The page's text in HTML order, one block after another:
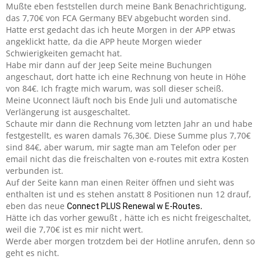
Mußte eben feststellen durch meine Bank Benachrichtigung,
das 7,70€ von FCA Germany BEV abgebucht worden sind.
Hatte erst gedacht das ich heute Morgen in der APP etwas
angeklickt hatte, da die APP heute Morgen wieder
Schwierigkeiten gemacht hat.
Habe mir dann auf der Jeep Seite meine Buchungen
angeschaut, dort hatte ich eine Rechnung von heute in Höhe
von 84€. Ich fragte mich warum, was soll dieser scheiß.
Meine Uconnect läuft noch bis Ende Juli und automatische
Verlängerung ist ausgeschaltet.
Schaute mir dann die Rechnung vom letzten Jahr an und habe
festgestellt, es waren damals 76,30€. Diese Summe plus 7,70€
sind 84€, aber warum, mir sagte man am Telefon oder per
email nicht das die freischalten von e-routes mit extra Kosten
verbunden ist.
Auf der Seite kann man einen Reiter öffnen und sieht was
enthalten ist und es stehen anstatt 8 Positionen nun 12 drauf,
eben das neue Connect PLUS Renewal w E-Routes.
Hätte ich das vorher gewußt , hätte ich es nicht freigeschaltet,
weil die 7,70€ ist es mir nicht wert.
Werde aber morgen trotzdem bei der Hotline anrufen, denn so
geht es nicht.